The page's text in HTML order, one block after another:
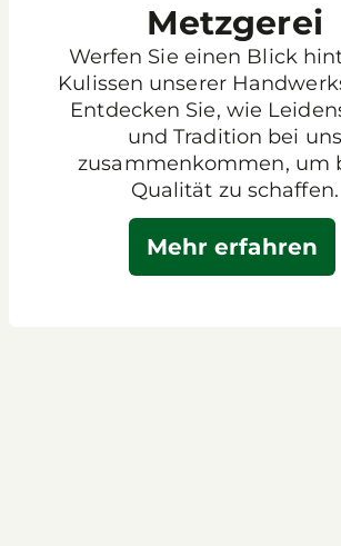
Metzgerei
Werfen Sie einen Blick
Kulissen unserer
Entdecken Sie, wie
und Tradition bei uns
zusammenkommen, um
Qualität zu schaffen.
Mehr erfahren